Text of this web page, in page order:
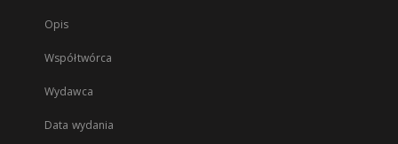
Opis
Współtwórca
Wydawca
Data wydania